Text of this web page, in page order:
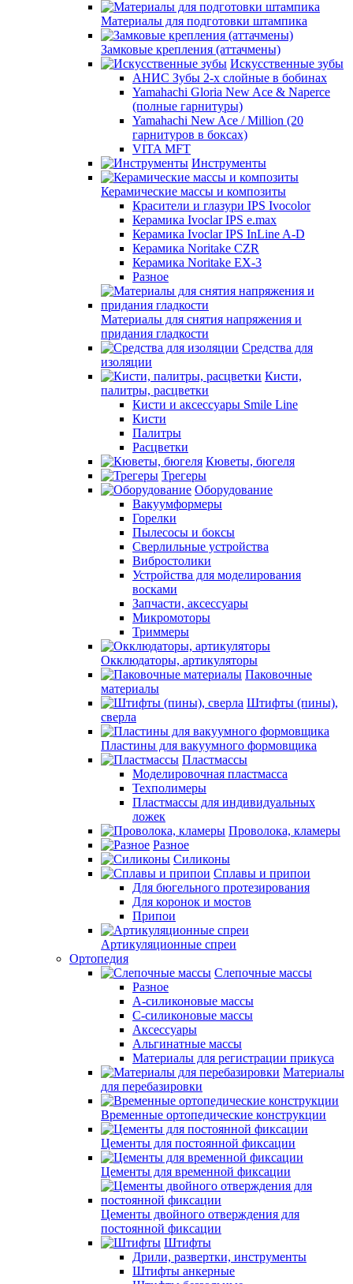
Материалы для подготовки штампика
Замковые крепления (аттачмены)
Искусственные зубы
АНИС Зубы 2-х слойные в бобинах
Yamahachi Gloria New Ace & Naperce
(полные гарнитуры)
Yamahachi New Ace / Million (20
гарнитуров в боксах)
VITA MFT
Инструменты
Керамические массы и композиты
Красители и глазури IPS Ivocolor
Керамика Ivoclar IPS e.max
Керамика Ivoclar IPS InLine A-D
Керамика Noritake CZR
Керамика Noritake EX-3
Разное
Материалы для снятия напряжения и
придания гладкости
Средства для
изоляции
Кисти,
палитры, расцветки
Кисти и аксессуары Smile Line
Кисти
Палитры
Расцветки
Кюветы, бюгеля
Трегеры
Оборудование
Вакуумформеры
Горелки
Пылесосы и боксы
Сверлильные устройства
Вибростолики
Устройства для моделирования
восками
Запчасти, аксессуары
Микромоторы
Триммеры
Окклюдаторы, артикуляторы
Паковочные
материалы
Штифты (пины),
сверла
Пластины для вакуумного формовщика
Пластмассы
Моделировочная пластмасса
Техполимеры
Пластмассы для индивидуальных
ложек
Проволока, кламеры
Разное
Силиконы
Сплавы и припои
Для бюгельного протезирования
Для коронок и мостов
Припои
Артикуляционные спреи
Ортопедия
Слепочные массы
Разное
А-силиконовые массы
С-силиконовые массы
Аксессуары
Альгинатные массы
Материалы для регистрации прикуса
Материалы
для перебазировки
Временные ортопедические конструкции
Цементы для постоянной фиксации
Цементы для временной фиксации
Цементы двойного отверждения для
постоянной фиксации
Штифты
Дрили, развертки, инструменты
Штифты анкерные